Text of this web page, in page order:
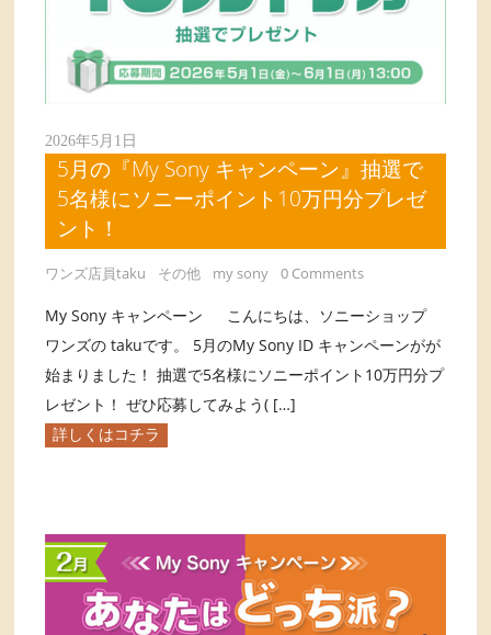
2026年5月1日
5月の『My Sony キャンペーン』抽選で
5名様にソニーポイント10万円分プレゼ
ント！
ワンズ店員taku その他 my sony 0 Comments
My Sony キャンペーン こんにちは、ソニーショップ
ワンズの takuです。 5月のMy Sony ID キャンペーンがが
始まりました！ 抽選で5名様にソニーポイント10万円分プ
レゼント！ ぜひ応募してみよう( […]
詳しくはコチラ